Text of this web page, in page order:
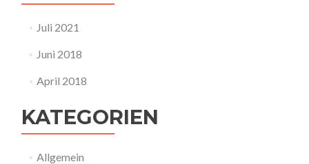
Juli 2021
Juni 2018
April 2018
KATEGORIEN
Allgemein